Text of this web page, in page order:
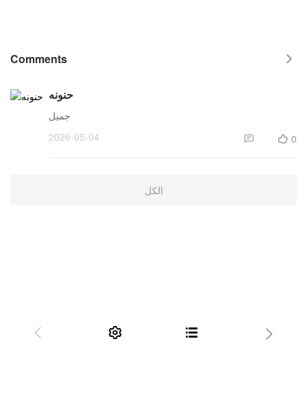
Comments 
حنونه
جميل
2026-05-04
  0
الكل
   